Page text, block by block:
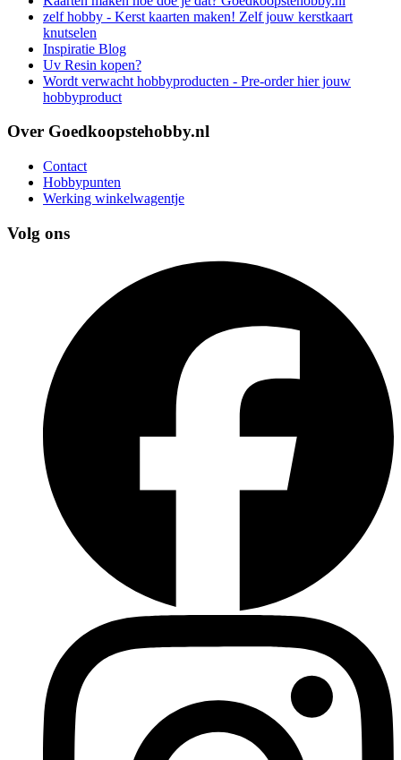
zelf hobby - Kerst kaarten maken! Zelf jouw kerstkaart
knutselen
Inspiratie Blog
Uv Resin kopen?
Wordt verwacht hobbyproducten - Pre-order hier jouw
hobbyproduct
Over Goedkoopstehobby.nl
Contact
Hobbypunten
Werking winkelwagentje
Volg ons